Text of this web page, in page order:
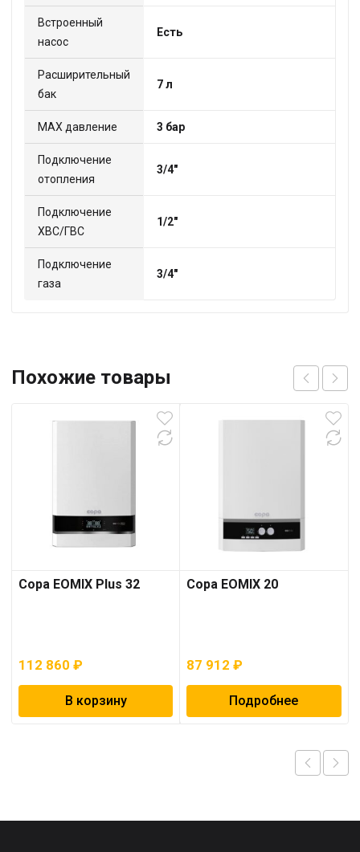
Встроенный
насос
Есть
Расширительный
бак
7 л
МАХ давление 3 бар
Подключение
отопления
3/4"
Подключение
ХВС/ГВС
1/2"
Подключение
газа
3/4"
Похожие товары
Copa EOMIX Plus 32
112 860 ₽
В корзину
Copa EOMIX 20
87 912₽
Подробнее